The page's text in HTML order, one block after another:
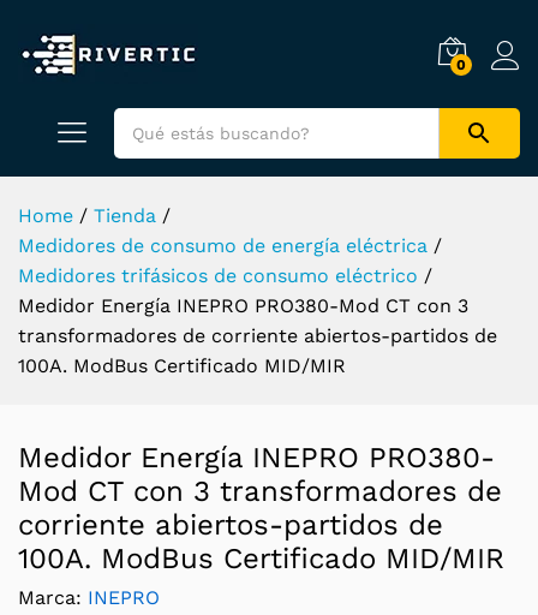
0
Home / Tienda /
Medidores de consumo de energía eléctrica /
Medidores trifásicos de consumo eléctrico /
Medidor Energía INEPRO PRO380-Mod CT con 3
transformadores de corriente abiertos-partidos de
100A. ModBus Certificado MID/MIR
Medidor Energía INEPRO PRO380-
Mod CT con 3 transformadores de
corriente abiertos-partidos de
100A. ModBus Certificado MID/MIR
Marca: INEPRO